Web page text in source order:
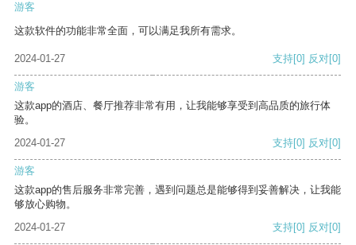
游客
这款软件的功能非常全面，可以满足我所有需求。
2024-01-27 支持[0] 反对[0]
游客
这款app的酒店、餐厅推荐非常有用，让我能够享受到高品质的旅行体
验。
2024-01-27
支持[0] 反对[0]
游客
这款app的售后服务非常完善，遇到问题总是能够得到妥善解决，让我能
够放心购物。
2024-01-27
支持[0] 反对[0]